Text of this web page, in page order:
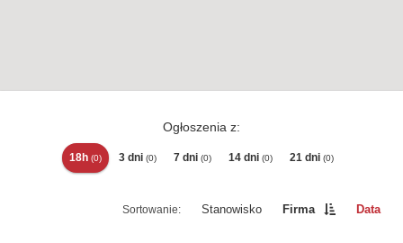
Ogłoszenia z:
18h (0) 3 dni (0) 7 dni (0) 14 dni (0) 21 dni (0)
Stanowisko Firma Data